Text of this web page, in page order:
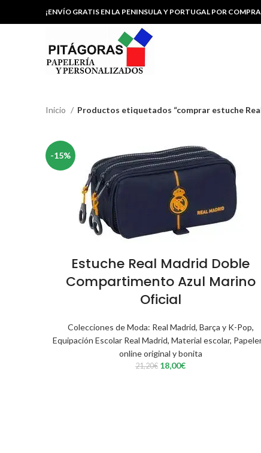
¡ENVÍO GRATIS EN LA PENINSULA Y PORTUGAL POR
Inicio Productos etiquetados “comprar estuche
-15%
Estuche Real Madrid Doble
Compartimento Azul Marino
Oficial
Colecciones de Moda: Real Madrid, Barça y K-Pop,
Equipación Escolar Real Madrid, Material escolar,
online original y bonita
21,20€ El
18,00€El